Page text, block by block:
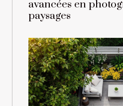
avancées en
paysages